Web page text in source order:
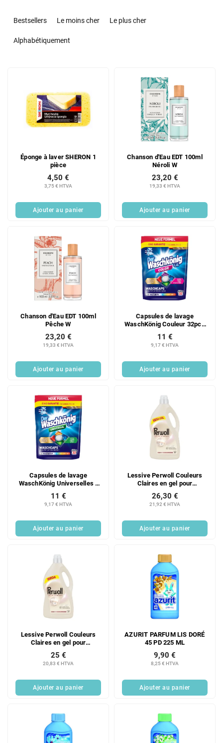
Bestsellers Le moins cher Le plus cher
Alphabétiquement
Éponge à laver SHERON 1
pièce
3,75 € HTVA
4,50 €
Ajouter au panier
Chanson d'Eau EDT 100ml
Néroli W
19,33 € HTVA
23,20 €
Ajouter au panier
Chanson d'Eau EDT 100ml
Pêche W
19,33 € HTVA
23,20 €
Ajouter au panier
Capsules de lavage
WaschKönig Couleur 32pcs
608g
9,17 € HTVA
11 €
Ajouter au panier
Capsules de lavage
WaschKönig Universelles -
9,17 € HTVA
11 €
Ajouter au panier
Lessive Perwoll Couleurs
Claires en gel pour
80 doses, 4 L
21,92 € HTVA
26,30 €
Ajouter au panier
Lessive Perwoll Couleurs
Claires en gel pour
75 doses, 3,75 L
20,83 € HTVA
25 €
Ajouter au panier
AZURIT PARFUM LIS DORÉ
45 PD 225 ML
8,25 € HTVA
9,90 €
Ajouter au panier